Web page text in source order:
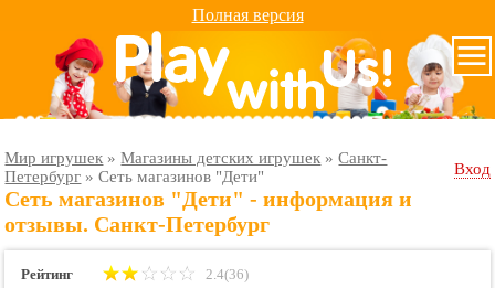
Полная версия
Мир игрушек »Магазины детских игрушек »Санкт-
Петербург »Сеть магазинов "Дети" Вход
Сеть магазинов "Дети" - информация и
отзывы. Санкт-Петербург
Рейтинг
2.4(36)